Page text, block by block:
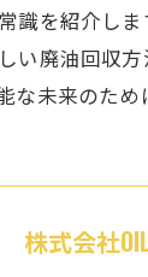
識を紹介し
い廃油回収
な未来のた
株式会社